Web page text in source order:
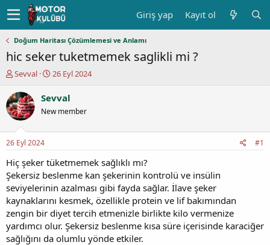
Giriş yap Kayıt ol
Doğum Haritası Çözümlemesi ve Anlamı
hic seker tuketmemek saglikli mi ?
K
n
u
y
b
a
ş
a
t
a
n
Sevval
B
ş
a
ç
a
r
i
h
i
26 Eyl 2024
Sevval
New member
26 Eyl 2024 #1
Hiç şeker tüketmemek sağlıklı mı?
Şekersiz beslenme kan şekerinin kontrolü ve insülin
seviyelerinin azalması gibi fayda sağlar. İlave şeker
kaynaklarını kesmek, özellikle protein ve lif bakımından
zengin bir diyet tercih etmenizle birlikte kilo vermenize
yardımcı olur. Şekersiz beslenme kısa süre içerisinde karaciğer
sağlığını da olumlu yönde etkiler.